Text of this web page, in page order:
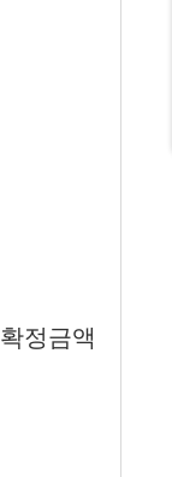
확정금액